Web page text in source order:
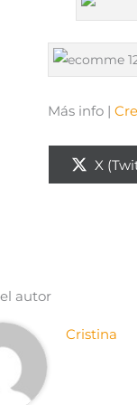
Más info |
en
X
autor
Cristina